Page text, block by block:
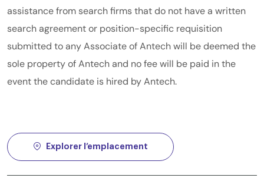
assistance from search firms that do not have a written
search agreement or position-specific requisition
submitted to any Associate of Antech will be deemed the
sole property of Antech and no fee will be paid in the
event the candidate is hired by Antech.
Explorer l’emplacement